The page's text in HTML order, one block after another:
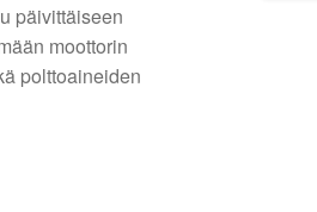
päivittäiseen
moottorin
polttoaineiden